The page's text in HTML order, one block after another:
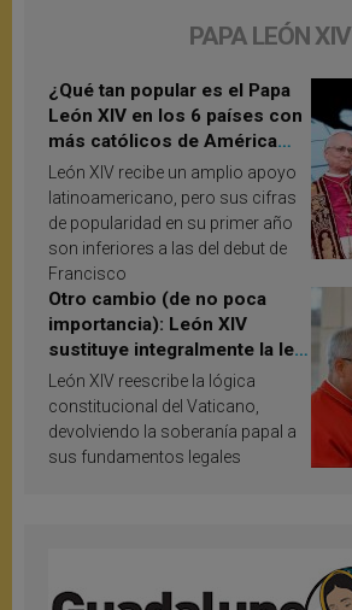
PAPA LEÓN XIV
¿Qué tan popular es el Papa
León XIV en los 6 países con
más católicos de América
Latina en 2026? Publican
resultados de investigación
León XIV recibe un amplio apoyo
latinoamericano, pero sus cifras
de popularidad en su primer año
son inferiores a las del debut de
Francisco
Otro cambio (de no poca
importancia): León XIV
sustituye integralmente la ley
vaticana de Papa Francisco
León XIV reescribe la lógica
constitucional del Vaticano,
devolviendo la soberanía papal a
sus fundamentos legales